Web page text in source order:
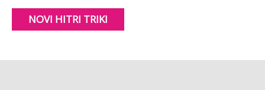
NOVI HITRI TRIKI